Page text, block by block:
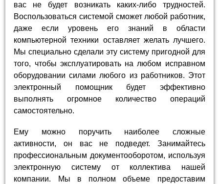
вас не будет возникать каких-либо трудностей.
Воспользоваться системой сможет любой работник,
даже если уровень его знаний в области
компьютерной техники оставляет желать лучшего.
Мы специально сделали эту систему пригодной для
того, чтобы эксплуатировать на любом исправном
оборудовании силами любого из работников. Этот
электронный помощник будет эффективно
выполнять огромное количество операций
самостоятельно.
Ему можно поручить наиболее сложные
активности, он вас не подведет. Занимайтесь
профессиональным документооборотом, используя
электронную систему от коллектива нашей
компании. Мы в полном объеме предоставим